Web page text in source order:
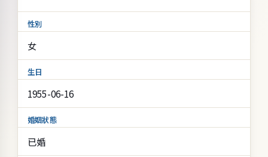
性別
女
生日
1955-06-16
婚姻狀態
已婚